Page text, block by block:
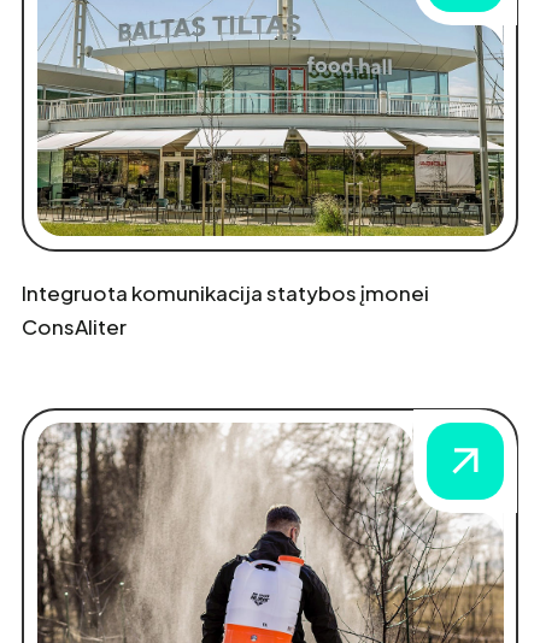
Integruota komunikacija statybos įmonei
ConsAliter